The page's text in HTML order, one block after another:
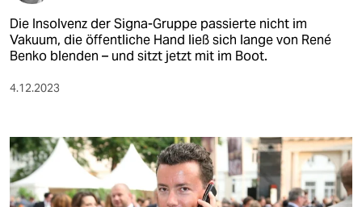
Die Insolvenz der Signa-Gruppe passierte nicht im
Vakuum, die öffentliche Hand ließ sich lange von René
Benko blenden – und sitzt jetzt mit im Boot.
4.12.2023